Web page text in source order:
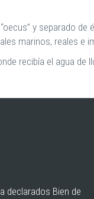
y separado
marinos, reales e
recibía el agua
declarados Bien de